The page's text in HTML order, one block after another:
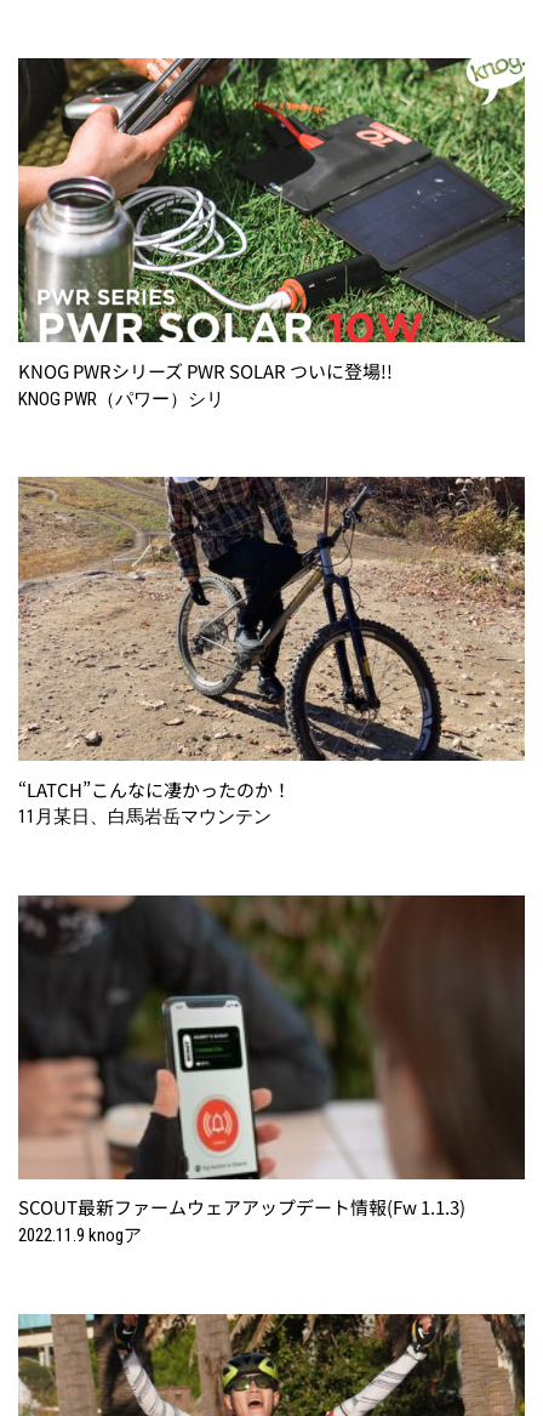
KNOG PWRシリーズ PWR SOLAR ついに登場!!
KNOG PWR（パワー）シリ
“LATCH”こんなに凄かったのか！
11月某日、白馬岩岳マウンテン
SCOUT最新ファームウェアアップデート情報(Fw 1.1.3)
2022.11.9 knogア